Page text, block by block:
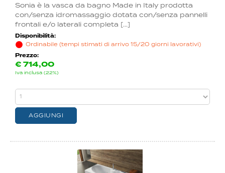
Sonia è la vasca da bagno Made in Italy prodotta
con/senza idromassaggio dotata con/senza pannelli
frontali e/o laterali completa [...]
Disponibilità:
Ordinabile (tempi stimati di arrivo 15/20 giorni lavorativi)
Prezzo:
€714,00
Iva inclusa (22%)